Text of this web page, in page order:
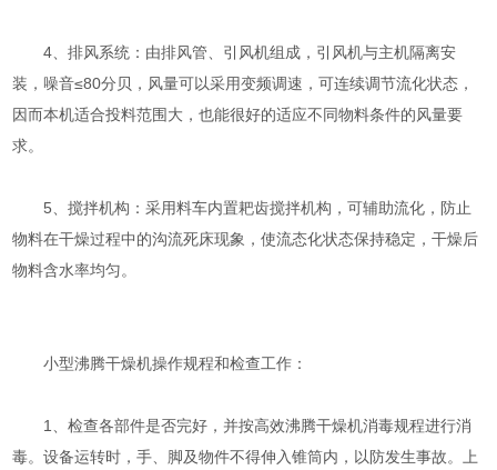
4、排风系统：由排风管、引风机组成，引风机与主机隔离安
装，噪音≤80分贝，风量可以采用变频调速，可连续调节流化状态，
因而本机适合投料范围大，也能很好的适应不同物料条件的风量要
求。
5、搅拌机构：采用料车内置耙齿搅拌机构，可辅助流化，防止
物料在干燥过程中的沟流死床现象，使流态化状态保持稳定，干燥后
物料含水率均匀。
小型沸腾干燥机操作规程和检查工作：
1、检查各部件是否完好，并按高效沸腾干燥机消毒规程进行消
毒。设备运转时，手、脚及物件不得伸入锥筒内，以防发生事故。上